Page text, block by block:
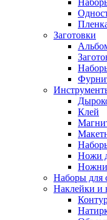
Заготовки
Клей
Ножи
Наборы для
Наклейки и